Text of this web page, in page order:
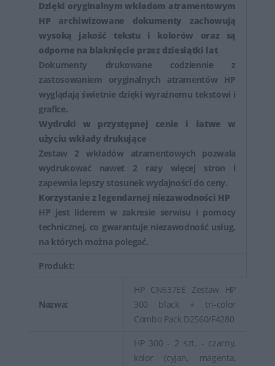
Dzięki oryginalnym wkładom atramentowym
HP archiwizowane dokumenty zachowują
wysoką jakość tekstu i kolorów oraz są
odporne na blaknięcie przez dziesiątki lat
Dokumenty drukowane codziennie z
zastosowaniem oryginalnych atramentów HP
wyglądają świetnie dzięki wyraźnemu tekstowi i
grafice.
Wydruki w przystępnej cenie i łatwe w
użyciu wkłady drukujące
Zestaw 2 wkładów atramentowych pozwala
wydrukować nawet 2 razy więcej stron i
zapewnia lepszy stosunek wydajności do ceny.
Korzystanie z legendarnej niezawodności HP
HP jest liderem w zakresie serwisu i pomocy
technicznej, co gwarantuje niezawodność usług,
na których można polegać.
Produkt:
Nazwa:
HP CN637EE Zestaw HP
300 black + tri-color
Combo Pack D2560/F4280
HP 300 - 2 szt. - czarny,
kolor (cyjan, magenta,